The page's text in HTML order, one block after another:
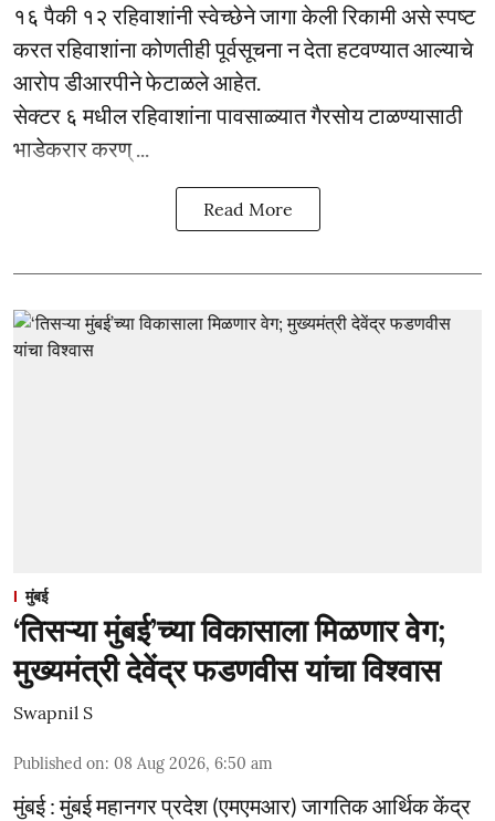
१६ पैकी १२ रहिवाशांनी स्वेच्छेने जागा केली रिकामी असे स्पष्ट
करत रहिवाशांना कोणतीही पूर्वसूचना न देता हटवण्यात आल्याचे
आरोप डीआरपीने फेटाळले आहेत.
सेक्टर ६ मधील रहिवाशांना पावसाळ्यात गैरसोय टाळण्यासाठी
भाडेकरार करण् ...
Read More
मुंबई
‘तिसऱ्या मुंबई’च्या विकासाला मिळणार वेग;
मुख्यमंत्री देवेंद्र फडणवीस यांचा विश्वास
Swapnil S
Published on: 08 Aug 2026, 6:50 am
मुंबई : मुंबई महानगर प्रदेश (एमएमआर) जागतिक आर्थिक केंद्र